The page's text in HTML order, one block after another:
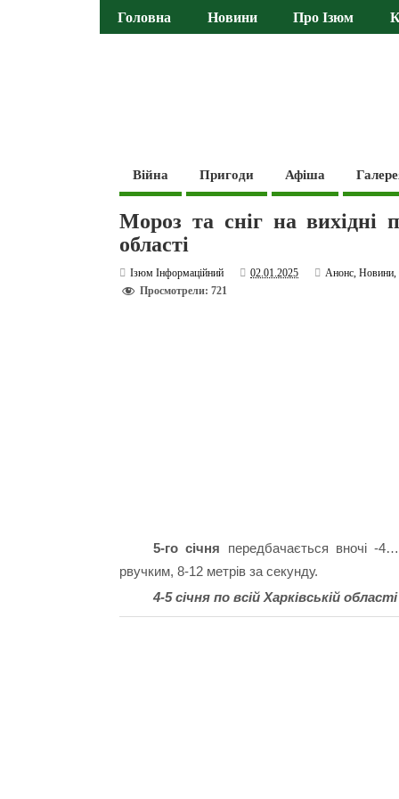
Головна Новини Про Ізюм
Війна Пригоди Афіша
Мороз та сніг на вихідні
області
Ізюм Інформаційний 02.01.2025 Анонс,Новини,
Просмотрели: 721
5-го січня передбачається вночі -
рвучким, 8-12 метрів за секунду.
4-5 січня по всій Харківській